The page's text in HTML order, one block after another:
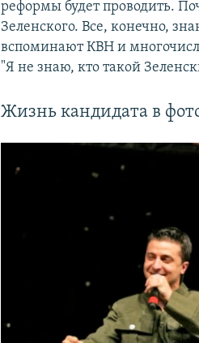
реформы будет проводить.
Зеленского. Все, конечно,
вспоминают КВН и
"Я не знаю, кто такой
Жизнь кандидата в